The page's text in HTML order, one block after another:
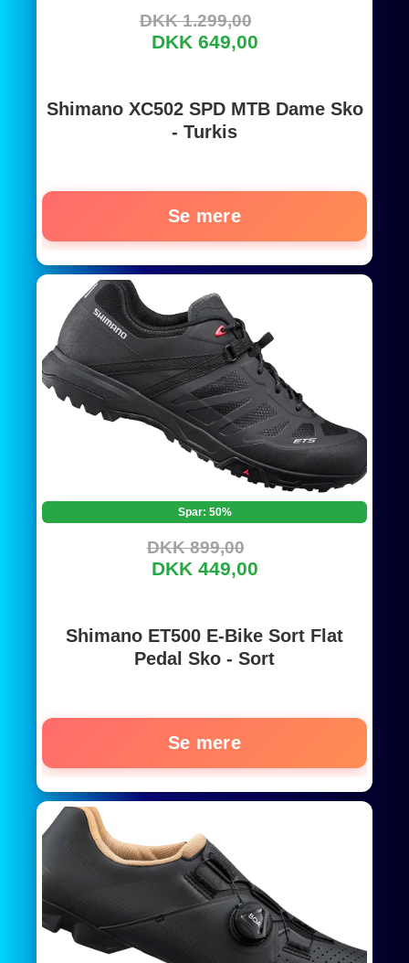
DKK 1.299,00
DKK 649,00
Shimano XC502 SPD MTB Dame Sko
- Turkis
Se mere
Spar: 50%
DKK 899,00
DKK 449,00
Shimano ET500 E-Bike Sort Flat
Pedal Sko - Sort
Se mere